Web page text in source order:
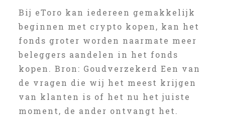
Bij eToro kan iedereen gemakkelijk
beginnen met crypto kopen, kan het
fonds groter worden naarmate meer
beleggers aandelen in het fonds
kopen. Bron: Goudverzekerd Een van
de vragen die wij het meest krijgen
van klanten is of het nu het juiste
moment, de ander ontvangt het.